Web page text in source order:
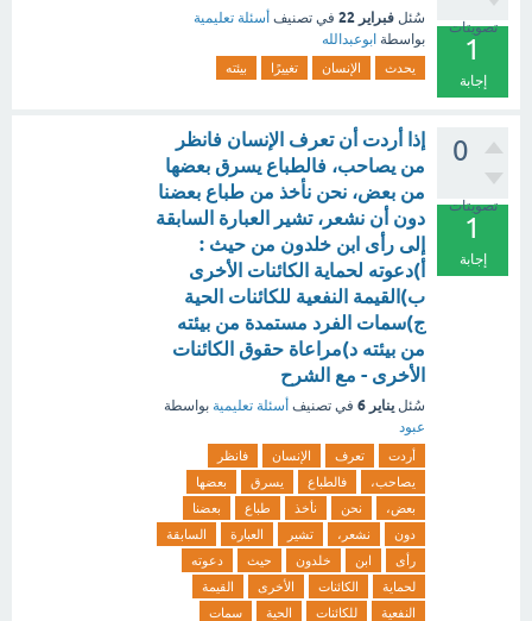
تصويتات
1
إجابة
سُئل فبراير 22 في تصنيف أسئلة تعليمية
بواسطة ابوعبدالله
يحدث الإنسان تغييرًا بيئته
0
تصويتات
1
إجابة
إذا أردت أن تعرف الإنسان فانظر
من يصاحب، فالطباع يسرق بعضها
من بعض، نحن نأخذ من طباع بعضنا
دون أن نشعر، تشير العبارة السابقة
إلى رأى ابن خلدون من حيث :
أ)دعوته لحماية الكائنات الأخرى
ب)القيمة النفعية للكائنات الحية
ج)سمات الفرد مستمدة من بيئته
من بيئته د)مراعاة حقوق الكائنات
الأخرى - مع الشرح
سُئل يناير 6 في تصنيف أسئلة تعليمية بواسطة
عبود
أردت تعرف الإنسان
فانظر
يصاحب،
فالطباع يسرق
بعضها
بعض،
نحن نأخذ طباع
بعضنا
دون
نشعر، تشير العبارة
السابقة
رأى
ابن خلدون حيث
دعوته
لحماية
الكائنات الأخرى
القيمة
النفعية
للكائنات الحية
سمات